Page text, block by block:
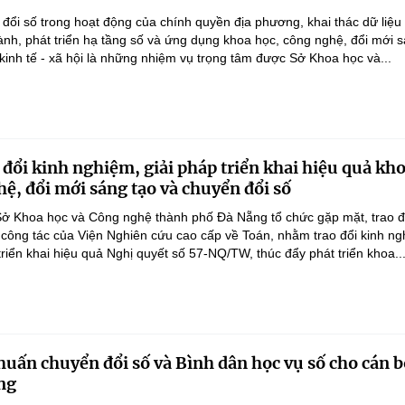
số trong hoạt động của chính quyền địa phương, khai thác dữ liệu
phát triển hạ tầng số và ứng dụng khoa học, công nghệ, đổi mới
tế - xã hội là những nhiệm vụ trọng tâm được Sở Khoa học và...
kinh nghiệm, giải pháp triển khai hiệu quả
đổi mới sáng tạo và chuyển đổi số
Khoa học và Công nghệ thành phố Đà Nẵng tổ chức gặp mặt, trao
tác của Viện Nghiên cứu cao cấp về Toán, nhằm trao đổi kinh
khai hiệu quả Nghị quyết số 57-NQ/TW, thúc đẩy phát triển khoa...
chuyển đổi số và Bình dân học vụ số cho cán